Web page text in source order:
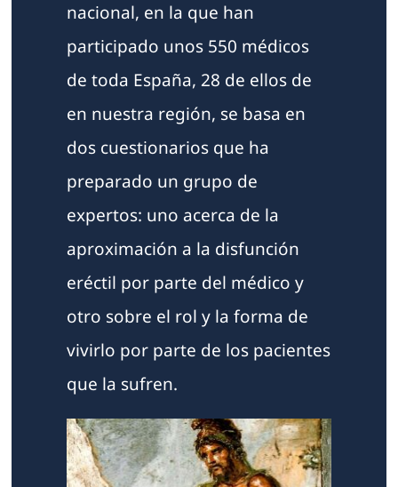
nacional, en la que han
participado unos 550 médicos
de toda España, 28 de ellos de
en nuestra región, se basa en
dos cuestionarios que ha
preparado un grupo de
expertos: uno acerca de la
aproximación a la disfunción
eréctil por parte del médico y
otro sobre el rol y la forma de
vivirlo por parte de los pacientes
que la sufren.